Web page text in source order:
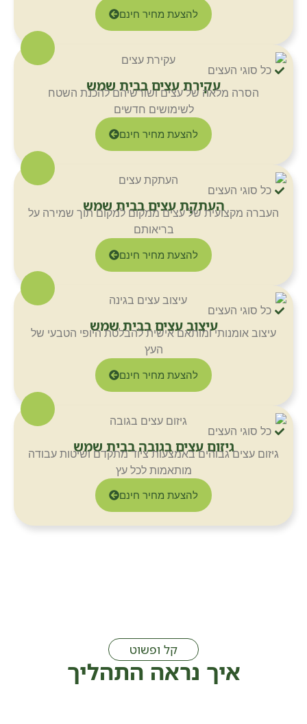
להצעת מחיר חינם
כל סוגי העצים
עקירת עצים בבית שמש
הסרה מלאה של עצים ושורשיהם להכנת השטח
לשימושים חדשים
להצעת מחיר חינם
כל סוגי העצים
העתקת עצים בבית שמש
העברה מקצועית של עצים ממקום למקום תוך שמירה על
בריאותם
להצעת מחיר חינם
כל סוגי העצים
עיצוב עצים בבית שמש
עיצוב אומנותי ומותאם אישית להבלטת היופי הטבעי של
העץ
להצעת מחיר חינם
כל סוגי העצים
גיזום עצים בגובה בבית שמש
גיזום עצים גבוהים באמצעות ציוד מתקדם ושיטות עבודה
מותאמות לכל עץ
להצעת מחיר חינם
קל ופשוט
איך נראה התהליך